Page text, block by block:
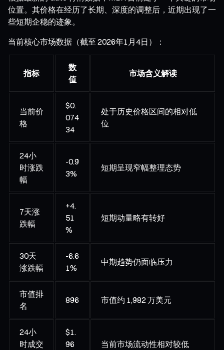
位置。其价格在经历了长期、深度的调整后，近期出现了一
些短期企稳的迹象。
当前核心市场数据（截至 2026年1月4日）：
指标
数
值
市场含义解读
当前价
格
$0.
074
34
处于历史价格区间的相对低
位
24小
时涨跌
幅
-0.9
3%
短期呈现窄幅整理态势
7天涨
跌幅
+4.
51
%
短期动量略有转好
30天
涨跌幅
-6.6
1%
中期趋势仍面临压力
市值排
名
896 市值约 1,982 万美元
24小
时成交
$1.
96
当前市场流动性相对较低